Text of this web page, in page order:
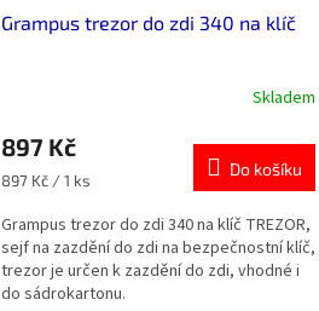
Grampus trezor do zdi 340 na klíč
produktu
je
3,5
z
5
hvězdiček.
Skladem
897 Kč
Měrná
897 Kč / 1 ks
Do košíku
Grampus trezor do zdi 340 na klíč TREZOR,
sejf na zazdění do zdi na bezpečnostní klíč,
trezor je určen k zazdění do zdi, vhodné i
do sádrokartonu.